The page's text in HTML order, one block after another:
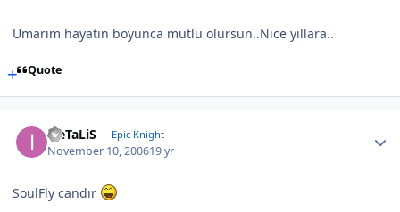
Umarım hayatın boyunca mutlu olursun..Nice yıllara..
Quote
iLeTaLiS Epic Knight
November 10, 200619 yr
SoulFly candır